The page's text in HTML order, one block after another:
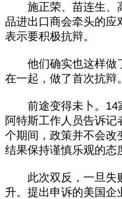
施正荣、苗连生、
品进出口商会牵头的
表示要积极抗辩。
他们确实也这样做
在一起，做了首次抗辩
前途变得未卜。14
阿特斯工作人员告诉
个期间，政策并不会改
结果保持谨慎乐观的态
此次双反，一旦失
升。提出申诉的美国